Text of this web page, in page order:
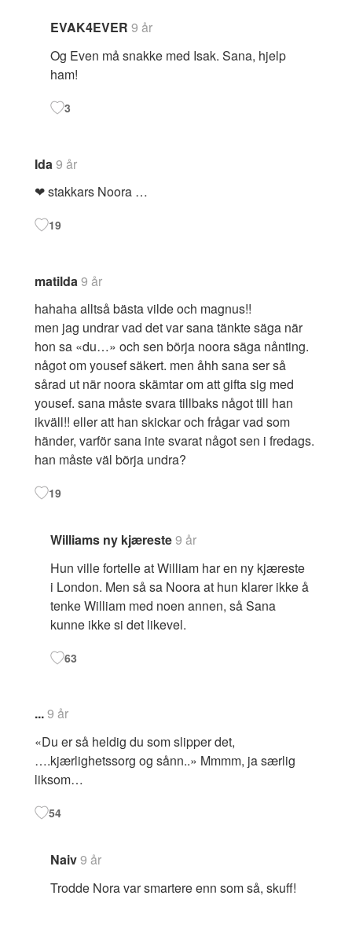
EVAK4EVER 9 år
Og Even må snakke med Isak. Sana, hjelp
ham!
3
Ida 9 år
❤ stakkars Noora …
19
matilda9 år
hahaha alltså bästa vilde och magnus!!
men jag undrar vad det var sana tänkte säga när
hon sa «du…» och sen börja noora säga nånting.
något om yousef säkert. men åhh sana ser så
sårad ut när noora skämtar om att gifta sig med
yousef. sana måste svara tillbaks något till han
ikväll!! eller att han skickar och frågar vad som
händer, varför sana inte svarat något sen i fredags.
han måste väl börja undra?
19
Williams ny kjæreste9 år
Hun ville fortelle at William har en ny kjæreste
i London. Men så sa Noora at hun klarer ikke å
tenke William med noen annen, så Sana
kunne ikke si det likevel.
63
...9 år
«Du er så heldig du som slipper det,
….kjærlighetssorg og sånn..» Mmmm, ja særlig
liksom…
54
Naiv9 år
Trodde Nora var smartere enn som så, skuff!